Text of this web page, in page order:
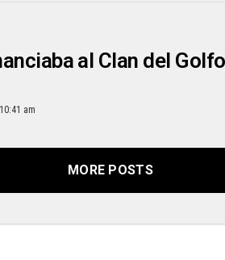
al Clan del
am
MORE POSTS